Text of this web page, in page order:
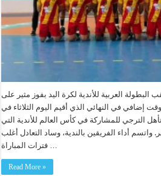
العربية للأندية لكرة اليد بفوز مثير على
المصري 29-28، بعد وقت إضافي في النهائي الذي أقيم اليوم الثلاثاء في
الترجي للمشاركة في كأس العالم للأندية التي
واتسم أداء الفريقين بالندية، وساد التعادل أغلب
فترات المباراة …
Read More »